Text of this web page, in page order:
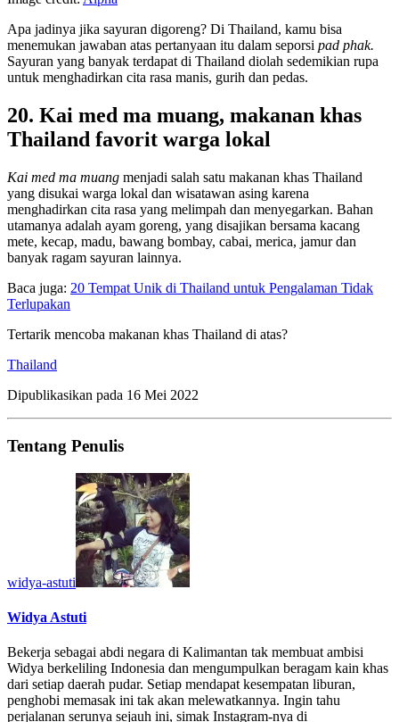
Apa jadinya jika sayuran digoreng? Di Thailand, kamu bisa
menemukan jawaban atas pertanyaan itu dalam seporsi pad phak.
Sayuran yang banyak terdapat di Thailand diolah sedemikian rupa
untuk menghadirkan cita rasa manis, gurih dan pedas.
20. Kai med ma muang, makanan khas
Thailand favorit warga lokal
Kai med ma muang menjadi salah satu makanan khas Thailand
yang disukai warga lokal dan wisatawan asing karena
menghadirkan cita rasa yang melimpah dan menyegarkan. Bahan
utamanya adalah ayam goreng, yang disajikan bersama kacang
mete, kecap, madu, bawang bombay, cabai, merica, jamur dan
banyak ragam sayuran lainnya.
Baca juga: 20 Tempat Unik di Thailand untuk Pengalaman Tidak
Terlupakan
Tertarik mencoba makanan khas Thailand di atas?
Thailand
Dipublikasikan pada 16 Mei 2022
Tentang Penulis
widya-astuti
Widya Astuti
Bekerja sebagai abdi negara di Kalimantan tak membuat ambisi
Widya berkeliling Indonesia dan mengumpulkan beragam kain khas
dari setiap daerah pudar. Setiap mendapat kesempatan liburan,
penghobi memasak ini tak akan melewatkannya. Ingin tahu
perjalanan serunya sejauh ini, simak Instagram-nya di